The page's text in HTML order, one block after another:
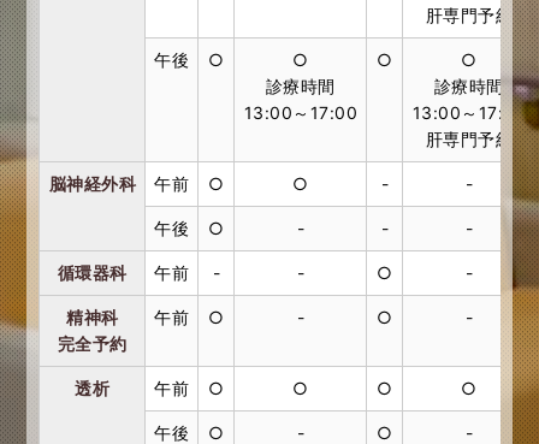
肝専門予約
午後 ○
○
診療時間
13:00～17:00
○
○
診療時間
13:00～17:00
肝専門予約
脳神経外科 午前 ○ ○ - -
午後 ○ - - -
循環器科 午前 - - ○ -
精神科
完全予約
午前 ○ - ○ -
透析 午前 ○ ○ ○ ○
午後 ○ - ○ -